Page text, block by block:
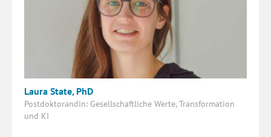
Laura State, PhD
Postdoktorandin: Gesellschaftliche Werte, Transformation
und KI